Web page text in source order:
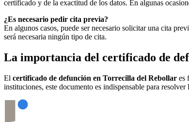
certificado y de la exactitud de los datos. En algunas
¿Es necesario pedir cita previa?
En algunos casos, puede ser necesario solicitar una cita
será necesaria ningún tipo de cita.
La importancia del certificado de
El certificado de defunción en Torrecilla del Rebollar es
instituciones, este documento es indispensable para